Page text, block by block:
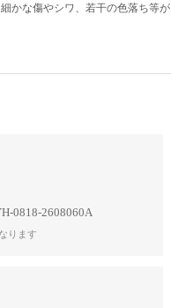
かな傷やシワ、若干の色落ち等が
0818-2608060A
ります